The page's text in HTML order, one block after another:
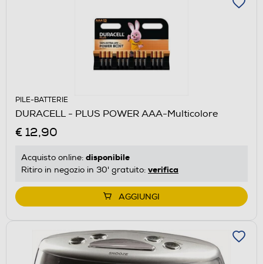
PILE-BATTERIE
DURACELL - PLUS POWER AAA-Multicolore
€ 12,90
Acquisto online: disponibile
Ritiro in negozio in 30' gratuito: verifica
AGGIUNGI